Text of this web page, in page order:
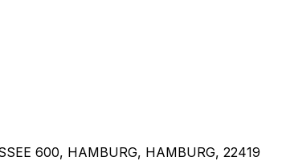
600, HAMBURG, HAMBURG, 22419